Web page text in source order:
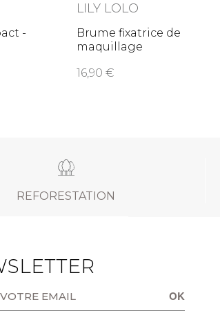
-
LILY LOLO
Brume fixatrice de
maquillage
16,90
REFORESTATION
OK